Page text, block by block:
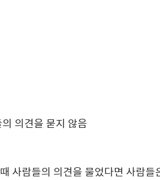
의견을 묻지 않음
사람들의 의견을 물었다면 사람